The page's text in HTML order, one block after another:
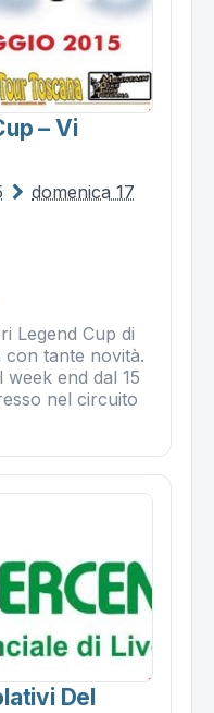
– Vi
domenica 17
Legend Cup di
tante novità.
end dal 15
nel circuito
Del